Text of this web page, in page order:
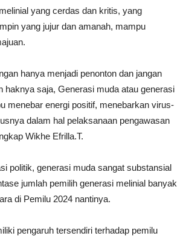
yang cerdas dan kritis, yang
yang jujur dan amanah, mampu
hanya menjadi penonton dan jangan
haknya saja, Generasi muda atau generasi
menebar energi positif, menebarkan virus-
dalam hal pelaksanaan pengawasan
Wikhe Efrilla.T.
politik, generasi muda sangat substansial
jumlah pemilih generasi melinial banyak
di Pemilu 2024 nantinya.
pengaruh tersendiri terhadap pemilu